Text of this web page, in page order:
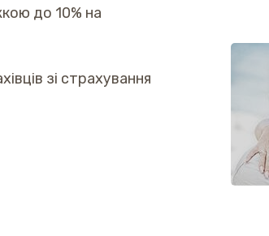
до 10% на
зі страхування